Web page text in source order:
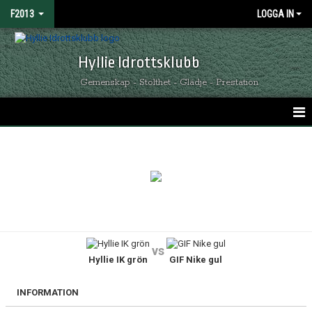
F2013 LOGGA IN
Hyllie Idrottsklubb
Gemenskap - Stolthet - Glädje - Prestation
BILDGALLERI
Hyllie IK grön
vs
GIF Nike gul
INFORMATION